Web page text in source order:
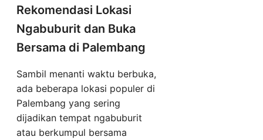
Rekomendasi Lokasi
Ngabuburit dan Buka
Bersama di Palembang
Sambil menanti waktu berbuka,
ada beberapa lokasi populer di
Palembang yang sering
dijadikan tempat ngabuburit
atau berkumpul bersama